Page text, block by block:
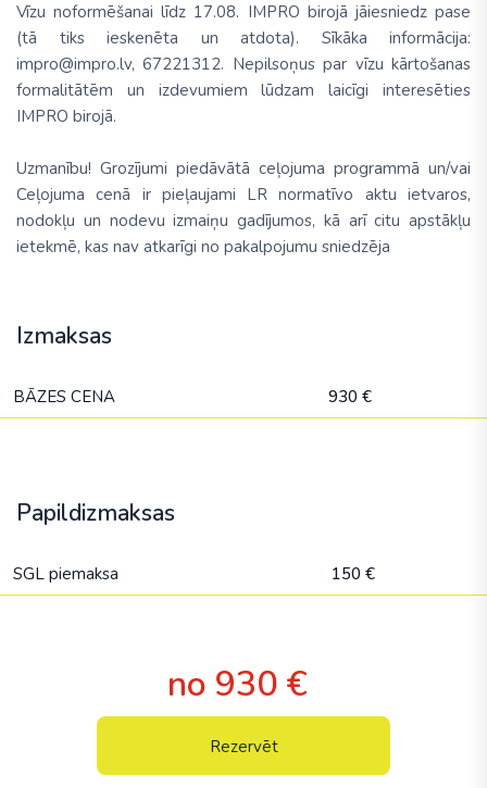
Vīzu noformēšanai līdz 17.08. IMPRO birojā jāiesniedz pase
(tā tiks ieskenēta un atdota). Sīkāka informācija:
impro@impro.lv, 67221312. Nepilsoņus par vīzu kārtošanas
formalitātēm un izdevumiem lūdzam laicīgi interesēties
IMPRO birojā.
Uzmanību! Grozījumi piedāvātā ceļojuma programmā un/vai
Ceļojuma cenā ir pieļaujami LR normatīvo aktu ietvaros,
nodokļu un nodevu izmaiņu gadījumos, kā arī citu apstākļu
ietekmē, kas nav atkarīgi no pakalpojumu sniedzēja
Izmaksas
BĀZES CENA 930 €
Papildizmaksas
SGL piemaksa 150 €
no 930 €
Rezervēt